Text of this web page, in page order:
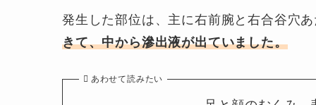
発生した部位は、主に右前腕と右合谷穴
きて、中から滲出液が出ていました。
あわせて読みたい